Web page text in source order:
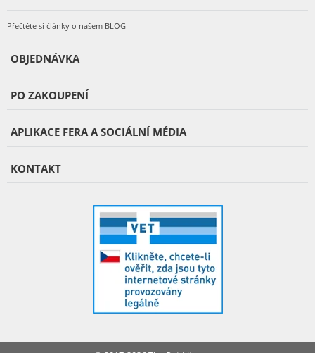
Přečtěte si články o našem BLOG
OBJEDNÁVKA
PO ZAKOUPENÍ
APLIKACE FERA A SOCIÁLNÍ MÉDIA
KONTAKT